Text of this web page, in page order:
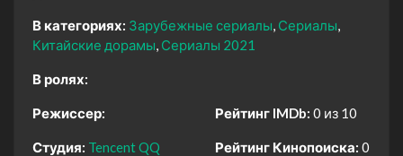
В категориях: Зарубежные сериалы Сериалы
Китайские дорамы Сериалы 2021
В ролях:
Режиссер:
Студия: Tencent QQ
Рейтинг IMDb: 0 из 10
Рейтинг Кинопоиска: 0